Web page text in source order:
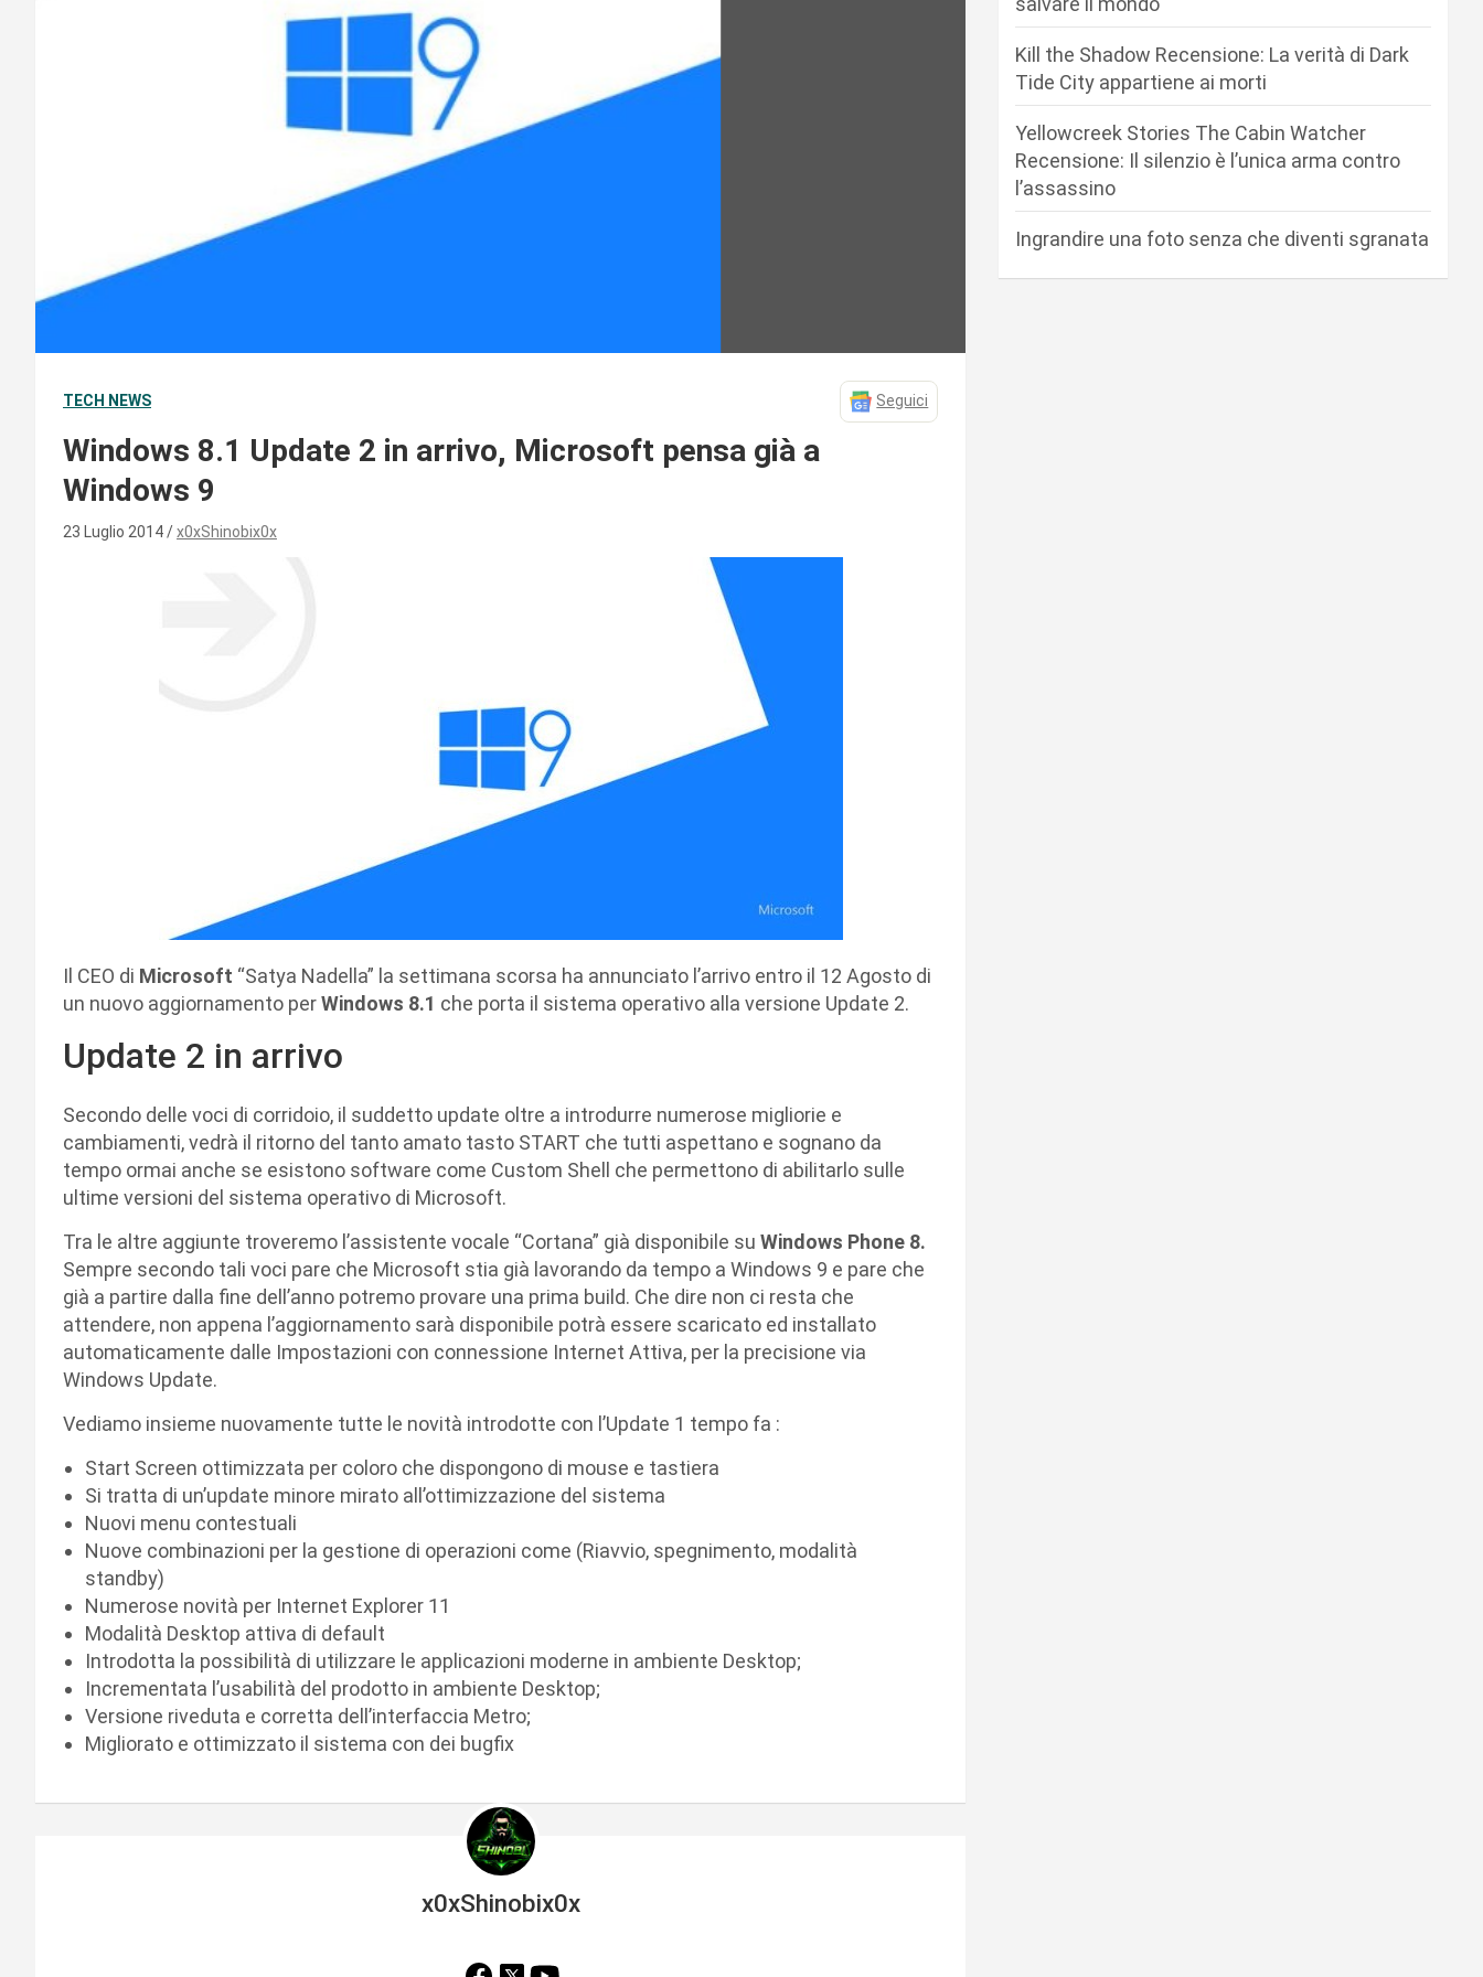
TECH NEWS Seguici
Windows 8.1 Update 2 in arrivo, Microsoft pensa già a
Windows 9
23 Luglio 2014 x0xShinobix0x
Il CEO di Microsoft “Satya Nadella” la settimana scorsa ha annunciato l’arrivo entro il 12 Agosto di
un nuovo aggiornamento perWindows 8.1 che porta il sistema operativo alla versione Update 2.
Update 2 in arrivo
Secondo delle voci di corridoio, il suddetto update oltre a introdurre numerose migliorie e
cambiamenti, vedrà il ritorno del tanto amato tasto START che tutti aspettano e sognano da
tempo ormai anche se esistono software come Custom Shell che permettono di abilitarlo sulle
ultime versioni del sistema operativo di Microsoft.
Tra le altre aggiunte troveremo l’assistente vocale “Cortana” già disponibile su Windows Phone 8.
Sempre secondo tali voci pare che Microsoft stia già lavorando da tempo a Windows 9 e pare che
già a partire dalla fine dell’anno potremo provare una prima build. Che dire non ci resta che
attendere, non appena l’aggiornamento sarà disponibile potrà essere scaricato ed installato
automaticamente dalle Impostazioni con connessione Internet Attiva, per la precisione via
Windows Update.
Vediamo insieme nuovamente tutte le novità introdotte con l’Update 1 tempo fa :
Start Screen ottimizzata per coloro che dispongono di mouse e tastiera
Si tratta di un’update minore mirato all’ottimizzazione del sistema
Nuovi menu contestuali
Nuove combinazioni per la gestione di operazioni come (Riavvio, spegnimento, modalità
standby)
Numerose novità per Internet Explorer 11
Modalità Desktop attiva di default
Introdotta la possibilità di utilizzare le applicazioni moderne in ambiente Desktop;
Incrementata l’usabilità del prodotto in ambiente Desktop;
Versione riveduta e corretta dell’interfaccia Metro;
Migliorato e ottimizzato il sistema con dei bugfix
x0xShinobix0x
Kill the Shadow Recensione: La verità di Dark
Tide City appartiene ai morti
Yellowcreek Stories The Cabin Watcher
Recensione: Il silenzio è l’unica arma contro
l’assassino
Ingrandire una foto senza che diventi sgranata